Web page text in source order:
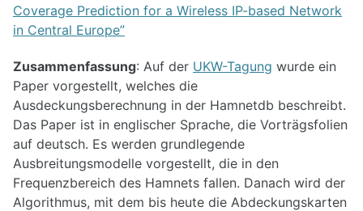
Coverage Prediction for a Wireless IP-based Network
in Central Europe”
Zusammenfassung: Auf der UKW-Tagung wurde ein
Paper vorgestellt, welches die
Ausdeckungsberechnung in der Hamnetdb beschreibt.
Das Paper ist in englischer Sprache, die Vorträgsfolien
auf deutsch. Es werden grundlegende
Ausbreitungsmodelle vorgestellt, die in den
Frequenzbereich des Hamnets fallen. Danach wird der
Algorithmus, mit dem bis heute die Abdeckungskarten